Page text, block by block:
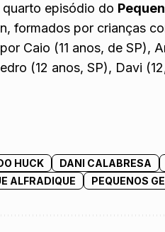
episódio do
formados por crianças
Caio (11 anos, de SP),
(12 anos, SP), Davi
HUCK DANI CALABRESA
ALFRADIQUE PEQUENOS